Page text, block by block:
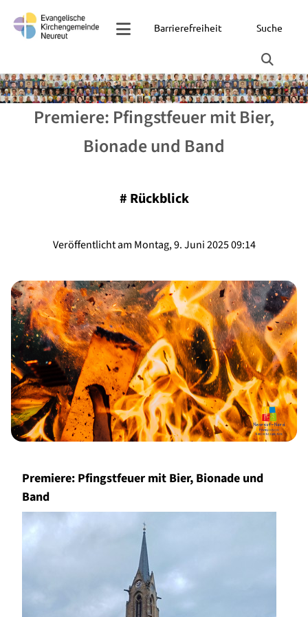
Barrierefreiheit Suche
Premiere: Pfingstfeuer mit Bier,
Bionade und Band
# Rückblick
Veröffentlicht am Montag, 9. Juni 2025 09:14
Premiere: Pfingstfeuer mit Bier, Bionade und
Band